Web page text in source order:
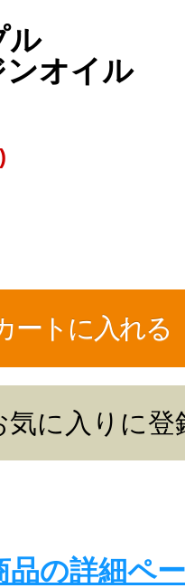
ル
ンオイル
気に入りに登
品の詳細ペ